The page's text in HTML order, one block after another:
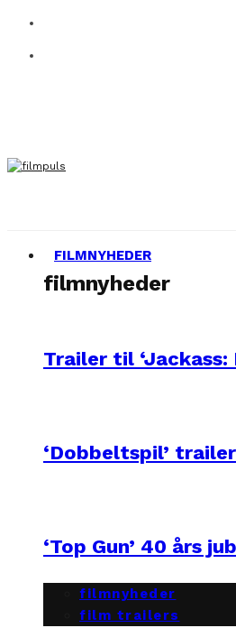
FILMNYHEDER
filmnyheder
Trailer til ‘Jackass:
‘Dobbeltspil’ trailer
‘Top Gun’ 40 års
filmnyheder
film trailers